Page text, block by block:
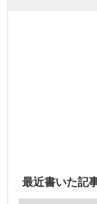
最近書いた記